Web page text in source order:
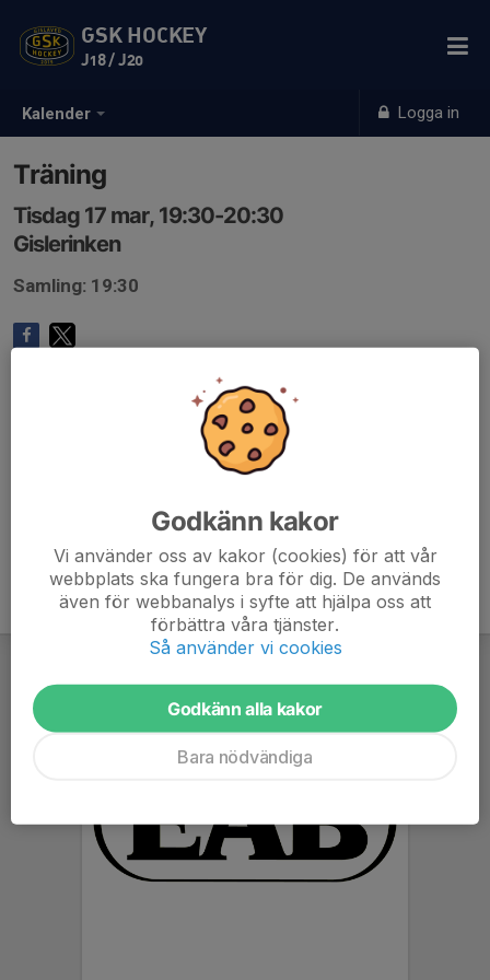
Kalender Logga in
GSK HOCKEY
J18 / J20
Träning
Tisdag 17 mar, 19:30-20:30
Gislerinken
Samling: 19:30
Godkänn kakor
Vi använder oss av kakor (cookies) för att vår
webbplats ska fungera bra för dig. De används
även för webbanalys i syfte att hjälpa oss att
förbättra våra tjänster.
Så använder vi cookies
Godkänn alla kakor
Bara nödvändiga